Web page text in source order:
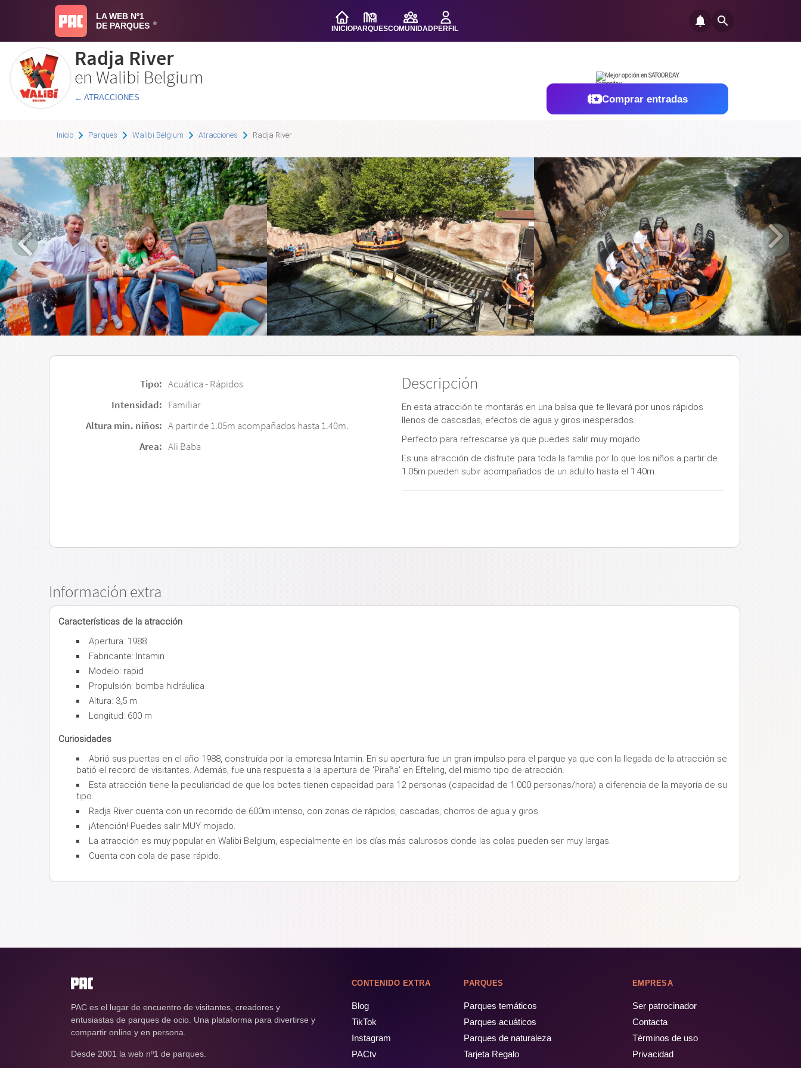
LA WEB Nº1
DE PARQUES
®
INICIOPARQUESCOMUNIDADPERFIL
Radja River
en Walibi Belgium
← ATRACCIONES
Mejor opción en SATOORDAY
Comprar entradas
Inicio Parques Walibi Belgium Atracciones Radja River
Tipo: Acuática - Rápidos
Intensidad: Familiar
Altura min. niños: A partir de 1.05m acompañados hasta 1.40m.
Area: Ali Baba
Descripción
En esta atracción te montarás en una balsa que te llevará por unos rápidos
llenos de cascadas, efectos de agua y giros inesperados.
Perfecto para refrescarse ya que puedes salir muy mojado.
Es una atracción de disfrute para toda la familia por lo que los niños a partir de
1.05m pueden subir acompañados de un adulto hasta el 1.40m.
Información extra
Características de la atracción
Apertura: 1988
Fabricante: Intamin
Modelo: rapid
Propulsión: bomba hidráulica
Altura: 3,5 m
Longitud: 600 m
Curiosidades
Abrió sus puertas en el año 1988, construída por la empresa Intamin. En su apertura fue un gran impulso para el parque ya que con la llegada de la atracción se
batió el record de visitantes. Además, fue una respuesta a la apertura de 'Piraña' en Efteling, del mismo tipo de atracción.
Esta atracción tiene la peculiaridad de que los botes tienen capacidad para 12 personas (capacidad de 1.000 personas/hora) a diferencia de la mayoría de su
tipo.
Radja River cuenta con un recorrido de 600m intenso, con zonas de rápidos, cascadas, chorros de agua y giros.
¡Atención! Puedes salir MUY mojado.
La atracción es muy popular en Walibi Belgium, especialmente en los días más calurosos donde las colas pueden ser muy largas.
Cuenta con cola de pase rápido.
PAC es el lugar de encuentro de visitantes, creadores y
entusiastas de parques de ocio. Una plataforma para divertirse y
compartir online y en persona.
Desde 2001 la web nº1 de parques.
CONTENIDO EXTRA
Blog
TikTok
Instagram
PACtv
PARQUES
Parques temáticos
Parques acuáticos
Parques de naturaleza
Tarjeta Regalo
EMPRESA
Ser patrocinador
Contacta
Términos de uso
Privacidad